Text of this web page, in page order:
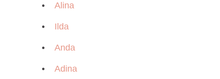
Alina
Ilda
Anda
Adina